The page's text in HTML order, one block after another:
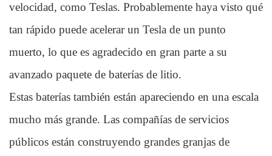
velocidad, como Teslas. Probablemente haya visto qué
tan rápido puede acelerar un Tesla de un punto
muerto, lo que es agradecido en gran parte a su
avanzado paquete de baterías de litio.
Estas baterías también están apareciendo en una escala
mucho más grande. Las compañías de servicios
públicos están construyendo grandes granjas de